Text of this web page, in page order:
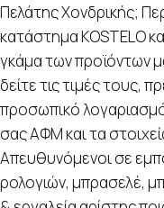
Πελάτης Χονδρικής;
κατάστημα KOSTELO
γκάμα των προϊόντων
δείτε τις τιμές τους,
προσωπικό
σας ΑΦΜ και τα
Απευθυνόμενοι σε
ρολογιών, μπρασελέ,